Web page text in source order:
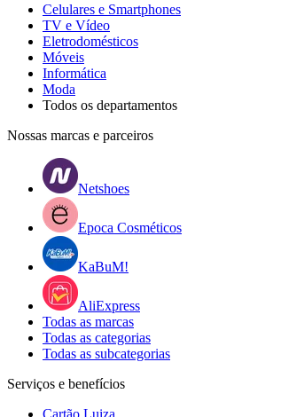
Celulares e Smartphones
TV e Vídeo
Eletrodomésticos
Móveis
Informática
Moda
Todos os departamentos
Nossas marcas e parceiros
Netshoes
Epoca Cosméticos
KaBuM!
AliExpress
Todas as marcas
Todas as categorias
Todas as subcategorias
Serviços e benefícios
Cartão Luiza